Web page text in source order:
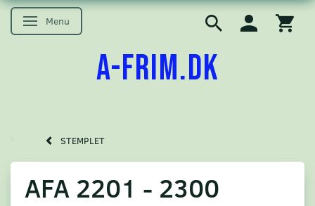
Skifte navigation
Menu
A-FRIM.DK
STEMPLET
AFA 2201 - 2300